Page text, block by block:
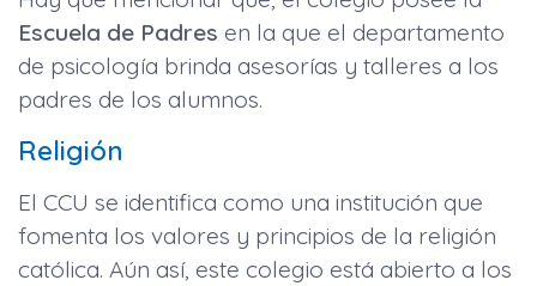
Escuela de Padres en la que el departamento
de psicología brinda asesorías y talleres a los
padres de los alumnos.
Religión
El CCU se identifica como una institución que
fomenta los valores y principios de la religión
católica. Aún así, este colegio está abierto a los